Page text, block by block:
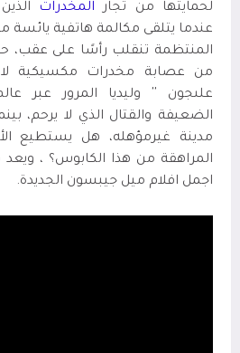
لحمايتها من تجار المخدرات
عندما يتلقى مكالمة هاتفية يائسة
المنتظمة تنقلب رأسًا على عقب،
من عصابة مخدرات مكسيكية لا
علىجون '' وليديا المرور عبر
الضعيفة والقتال الذي لا يرحم،
مدينة غيرمؤهله، هل يستطيع
اجمل افلام ميل جيبسون الجديدة.